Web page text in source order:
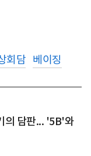
회담 베이징
의 담판... '5B'와